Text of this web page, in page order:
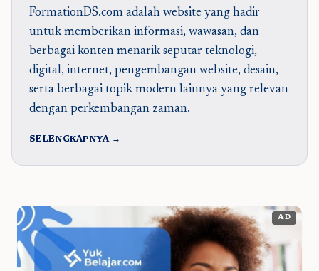
FormationDS.com adalah website yang hadir
untuk memberikan informasi, wawasan, dan
berbagai konten menarik seputar teknologi,
digital, internet, pengembangan website, desain,
serta berbagai topik modern lainnya yang relevan
dengan perkembangan zaman.
SELENGKAPNYA →
AD